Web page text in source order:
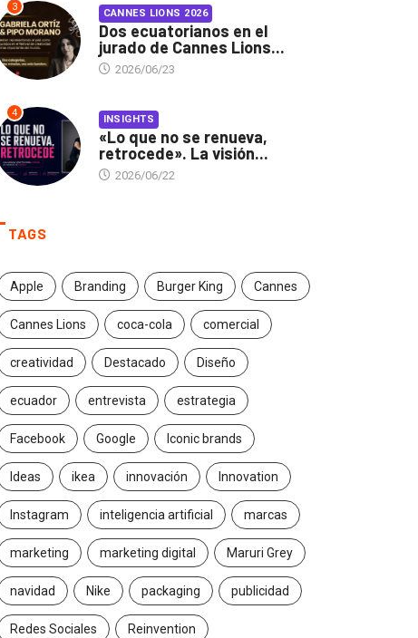
3 CANNES LIONS 2026
Dos ecuatorianos en el
jurado de Cannes Lions...
2026/06/23
4 INSIGHTS
«Lo que no se renueva,
retrocede». La visión...
2026/06/22
TAGS
Apple Branding Burger King Cannes
Cannes Lions coca-cola comercial
creatividad Destacado Diseño
ecuador entrevista estrategia
Facebook Google Iconic brands
Ideas ikea innovación Innovation
Instagram inteligencia artificial marcas
marketing marketing digital Maruri Grey
navidad Nike packaging publicidad
Redes Sociales Reinvention